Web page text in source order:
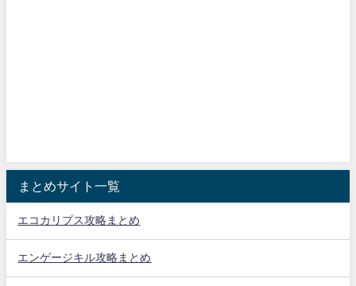
まとめサイト一覧
エコカリプス攻略まとめ
エンゲージキル攻略まとめ